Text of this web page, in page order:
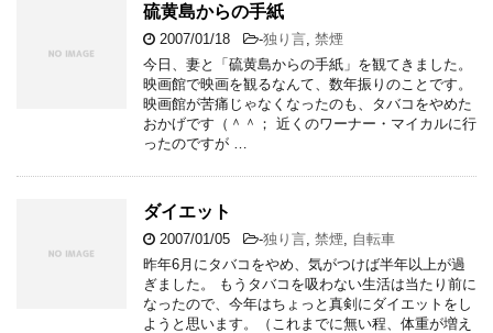
硫黄島からの手紙
2007/01/18 -独り言 禁煙
今日、妻と「硫黄島からの手紙」を観てきました。
映画館で映画を観るなんて、数年振りのことです。
映画館が苦痛じゃなくなったのも、タバコをやめた
おかげです（＾＾； 近くのワーナー・マイカルに行
ったのですが …
ダイエット
2007/01/05 -独り言 禁煙
自転車
昨年6月にタバコをやめ、気がつけば半年以上が過
ぎました。 もうタバコを吸わない生活は当たり前に
なったので、今年はちょっと真剣にダイエットをし
ようと思います。（これまでに無い程、体重が増え